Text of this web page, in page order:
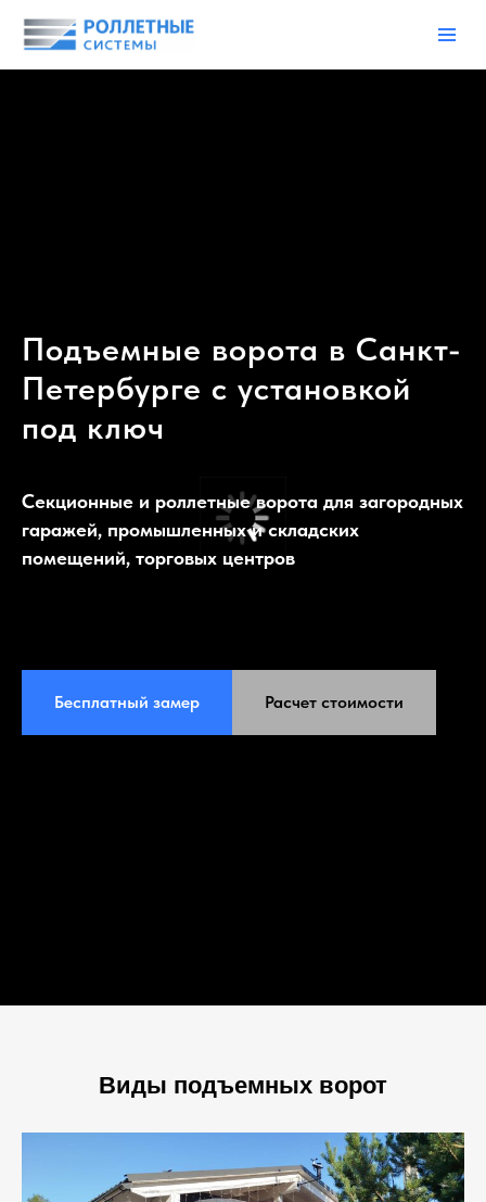
Подъемные ворота в Санкт-
Петербурге с установкой
под ключ
Секционные и роллетные ворота для загородных
гаражей, промышленных и складских
помещений, торговых центров
Бесплатный замер Расчет стоимости
Виды подъемных ворот